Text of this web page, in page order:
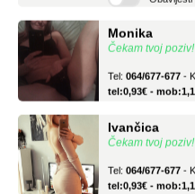
Čekam tvoj poziv!
tel:0,93€ -
Čekam tvoj poziv!
tel:0,93€ -